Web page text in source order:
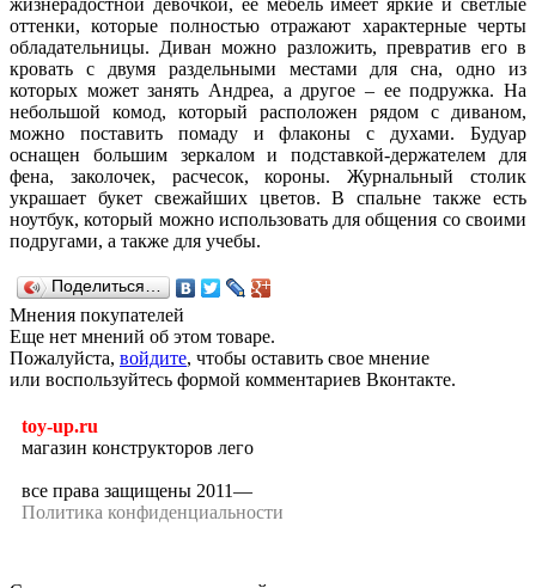
оттенки, которые полностью отражают характерные черты
обладательницы. Диван можно разложить, превратив его в
кровать с двумя раздельными местами для сна, одно из
которых может занять Андреа, а другое – ее подружка. На
небольшой комод, который расположен рядом с диваном,
можно поставить помаду и флаконы с духами. Будуар
оснащен большим зеркалом и подставкой-держателем для
фена, заколочек, расчесок, короны. Журнальный столик
украшает букет свежайших цветов. В спальне также есть
ноутбук, который можно использовать для общения со своими
подругами, а также для учебы.
Поделиться…
Мнения покупателей
Еще нет мнений об этом товаре.
Пожалуйста, войдите, чтобы оставить свое мнение
или воспользуйтесь формой комментариев Вконтакте.
toy-up.ru
магазин конструкторов лего
все права защищены 2011—
Политика конфиденциальности